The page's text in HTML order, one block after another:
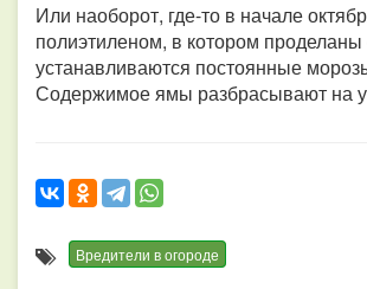
Или наоборот, где-то в начале
полиэтиленом, в котором проделаны
устанавливаются постоянные
Содержимое ямы разбрасывают на
Вредители в огороде